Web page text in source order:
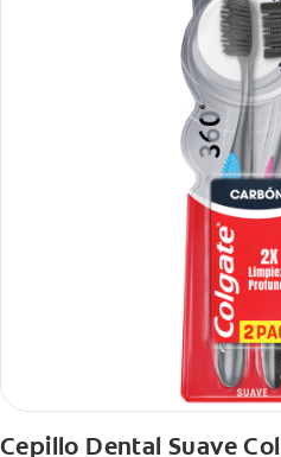
Cepillo Dental Suave